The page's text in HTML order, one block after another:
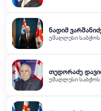
ნადიმ
უმაღლესი საბჭოს
თედორაძე
უმაღლესი საბჭოს